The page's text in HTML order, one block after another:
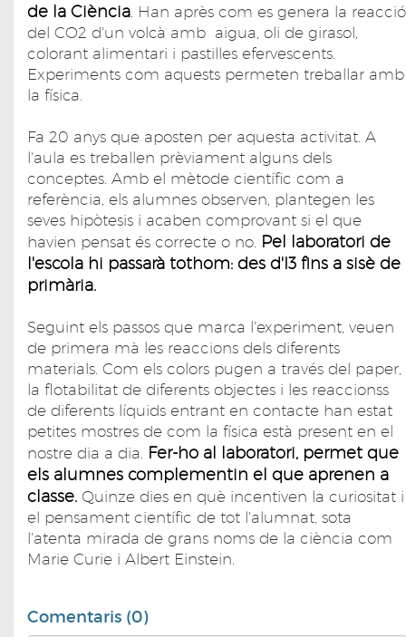
de la Ciència . Han après com es genera la reacció
del CO2 d'un volcà amb aigua, oli de girasol,
colorant alimentari i pastilles efervescents.
Experiments com aquests permeten treballar amb
la física.
Fa 20 anys que aposten per aquesta activitat. A
l'aula es treballen prèviament alguns dels
conceptes. Amb el mètode científic com a
referència, els alumnes observen, plantegen les
seves hipòtesis i acaben comprovant si el que
havien pensat és correcte o no. Pel laboratori de
l'escola hi passarà tothom: des d'I3 fins a sisè de
primària.
Seguint els passos que marca l'experiment, veuen
de primera mà les reaccions dels diferents
materials. Com els colors pugen a través del paper,
la flotabilitat de diferents objectes i les reaccionss
de diferents líquids entrant en contacte han estat
petites mostres de com la física està present en el
nostre dia a dia. Fer-ho al laboratori, permet que
els alumnes complementin el que aprenen a
classe. Quinze dies en què incentiven la curiositat i
el pensament científic de tot l'alumnat, sota
l'atenta mirada de grans noms de la ciència com
Marie Curie i Albert Einstein.
Comentaris (0)